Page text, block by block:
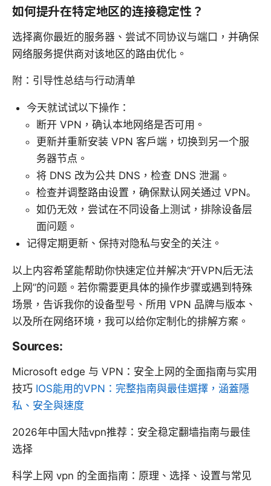
如何提升在特定地区的连接稳定性？
选择离你最近的服务器、尝试不同协议与端口，并确保
网络服务提供商对该地区的路由优化。
附：引导性总结与行动清单
今天就试试以下操作：
断开 VPN，确认本地网络是否可用。
更新并重新安装 VPN 客户端，切换到另一个服
务器节点。
将 DNS 改为公共 DNS，检查 DNS 泄漏。
检查并调整路由设置，确保默认网关通过 VPN。
如仍无效，尝试在不同设备上测试，排除设备层
面问题。
记得定期更新、保持对隐私与安全的关注。
以上内容希望能帮助你快速定位并解决“开VPN后无法
上网”的问题。若你需要更具体的操作步骤或遇到特殊
场景，告诉我你的设备型号、所用 VPN 品牌与版本、
以及所在网络环境，我可以给你定制化的排解方案。
Sources:
Microsoft edge 与 VPN：安全上网的全面指南与实用
技巧 IOS能用的VPN：完整指南與最佳選擇，涵蓋隱
私、安全與速度
2026年中国大陆vpn推荐：安全稳定翻墙指南与最佳
选择
科学上网 vpn 的全面指南：原理、选择、设置与常见